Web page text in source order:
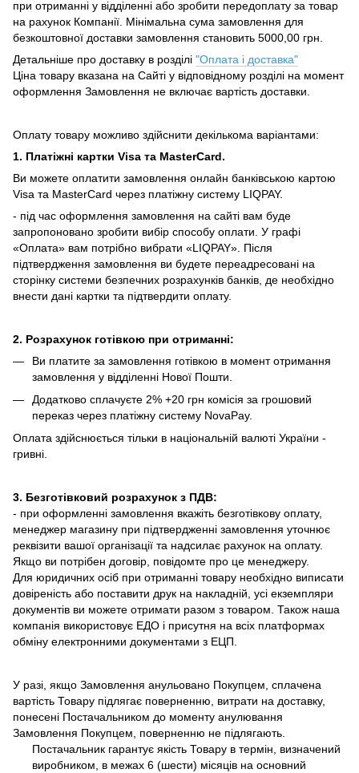
при отриманні у відділенні або зробити передоплату за товар
на рахунок Компанії. Мінімальна сума замовлення для
безкоштовної доставки замовлення становить 5000,00 грн.
Детальніше про доставку в розділі "Оплата і доставка"
Ціна товару вказана на Сайті у відповідному розділі на момент
оформлення Замовлення не включає вартість доставки.
Оплату товару можливо здійснити декількома варіантами:
1. Платіжні картки Visa та MasterCard.
Ви можете оплатити замовлення онлайн банківською картою
Visa та MasterCard через платіжну систему LIQPAY.
- під час оформлення замовлення на сайті вам буде
запропоновано зробити вибір способу оплати. У графі
«Оплата» вам потрібно вибрати «LIQPAY». Після
підтвердження замовлення ви будете переадресовані на
сторінку системи безпечних розрахунків банків, де необхідно
внести дані картки та підтвердити оплату.
2. Розрахунок готівкою при отриманні:
Ви платите за замовлення готівкою в момент отримання
замовлення у відділенні Нової Пошти.
Додатково сплачуєте 2% +20 грн комісія за грошовий
переказ через платіжну систему NovaPay.
Оплата здійснюється тільки в національній валюті України -
гривні.
3. Безготівковий розрахунок з ПДВ:
- при оформленні замовлення вкажіть безготівкову оплату,
менеджер магазину при підтвердженні замовлення уточнює
реквізити вашої організації та надсилає рахунок на оплату.
Якщо ви потрібен договір, повідомте про це менеджеру.
Для юридичних осіб при отриманні товару необхідно виписати
довіреність або поставити друк на накладній, усі екземпляри
документів ви можете отримати разом з товаром. Також наша
компанія використовує ЕДО і присутня на всіх платформах
обміну електронними документами з ЕЦП.
У разі, якщо Замовлення анульовано Покупцем, сплачена
вартість Товару підлягає поверненню, витрати на доставку,
понесені Постачальником до моменту анулювання
Замовлення Покупцем, поверненню не підлягають.
Постачальник гарантує якість Товару в термін, визначений
виробником, в межах 6 (шести) місяців на основний